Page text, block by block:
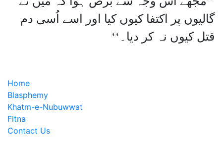
گالیوں پر اکتفا کیوں کیا اور اسے اُسی دم
قتل کیوں نہ کر دیا۔‘‘
Home
Blasphemy
Khatm-e-Nubuwwat
Fitna
Contact Us